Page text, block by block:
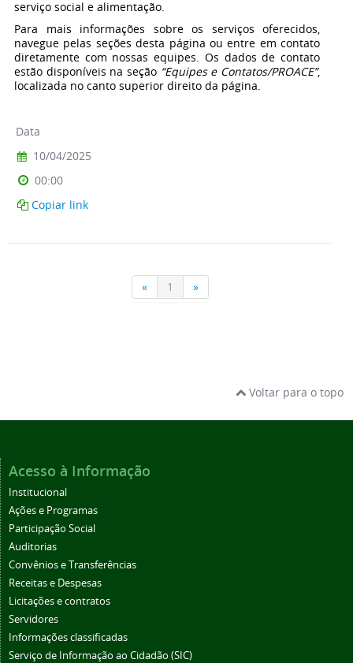
Voltar para o topo
Acesso à Informação
Institucional
Ações e Programas
Participação Social
Auditorias
Convênios e Transferências
Receitas e Despesas
Licitações e contratos
Servidores
Informações classificadas
Serviço de Informação ao Cidadão (SIC)